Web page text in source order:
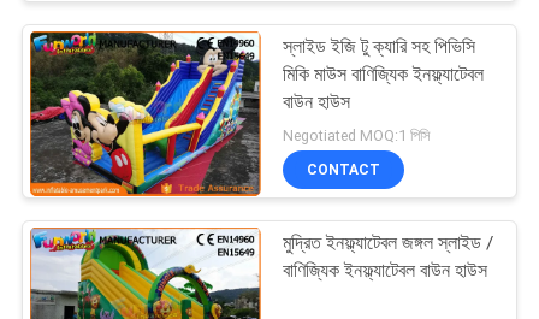
স্লাইড ইজি টু ক্যারি সহ পিভিসি
মিকি মাউস বাণিজ্যিক ইনফ্ল্যাটেবল
বাউন হাউস
Negotiated MOQ:1 পিসি
CONTACT
মুদ্রিত ইনফ্ল্যাটেবল জঙ্গল স্লাইড /
বাণিজ্যিক ইনফ্ল্যাটেবল বাউন হাউস